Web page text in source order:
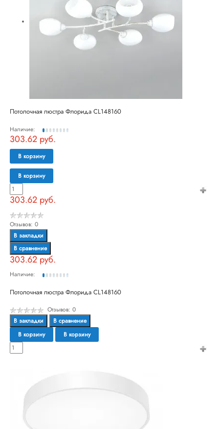
Потолочная люстра Флорида CL148160
Наличие:
303.62 руб.
В корзину
В корзину
303.62 руб.
Отзывов: 0
В закладки
В сравнение
303.62 руб.
Наличие:
Потолочная люстра Флорида CL148160
Отзывов: 0
В закладки
В сравнение
В корзину
В корзину